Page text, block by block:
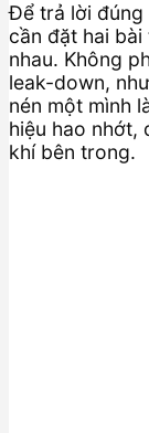
Để trả lời đúng
cần đặt hai
nhau. Không
leak-down,
nén một mình
hiệu hao nhớt,
khí bên trong.